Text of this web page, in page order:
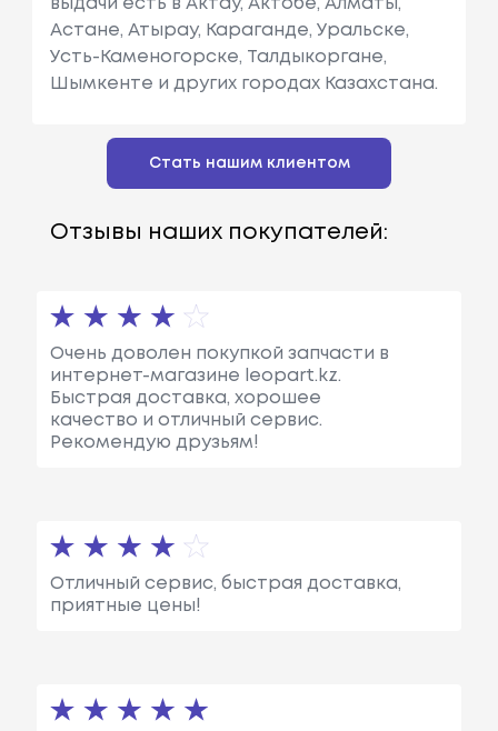
выдачи есть в Актау, Актобе, Алматы,
Астане, Атырау, Караганде, Уральске,
Усть-Каменогорске, Талдыкоргане,
Шымкенте и других городах Казахстана.
Стать нашим клиентом
Отзывы наших покупателей:
Очень доволен покупкой запчасти в
интернет-магазине leopart.kz.
Быстрая доставка, хорошее
качество и отличный сервис.
Рекомендую друзьям!
Отличный сервис, быстрая доставка,
приятные цены!